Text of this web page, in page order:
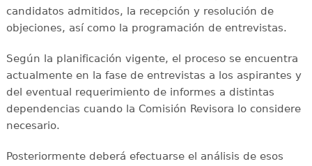
candidatos admitidos, la recepción y resolución de
objeciones, así como la programación de entrevistas.
Según la planificación vigente, el proceso se encuentra
actualmente en la fase de entrevistas a los aspirantes y
del eventual requerimiento de informes a distintas
dependencias cuando la Comisión Revisora lo considere
necesario.
Posteriormente deberá efectuarse el análisis de esos